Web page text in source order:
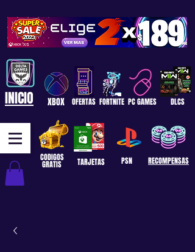
INICIO XBOX
PSN
DLCS
OFERTAS PC GAMES
RECOMPENSAS
CODIGOS
GRATIS
FORTNITE
TARJETAS